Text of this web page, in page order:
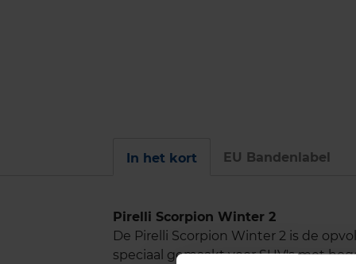
In het kort EU Bandenlabel
Pirelli Scorpion Winter 2
De Pirelli Scorpion Winter 2 is de
speciaal gemaakt voor SUV's met